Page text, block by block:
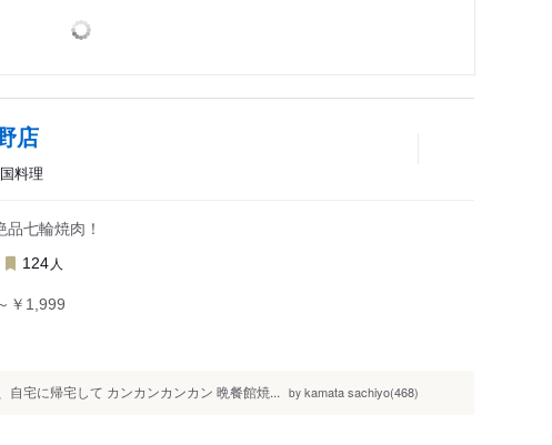
店
料理
七輪焼肉！
124 人
￥1,999
自宅に帰宅して カンカンカンカン 晩餐館焼... by kamata sachiyo(468)